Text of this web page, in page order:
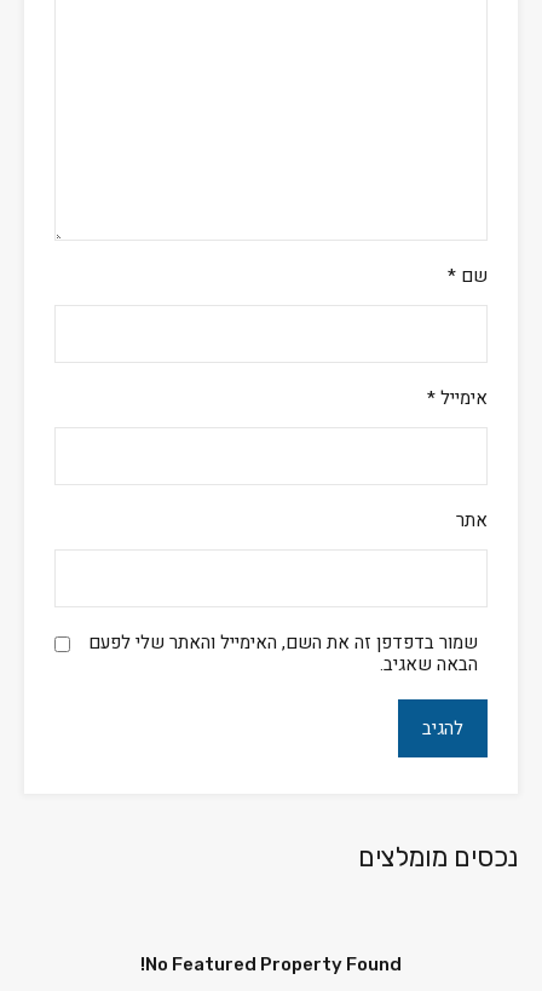
שם *
אימייל*
אתר
שמור בדפדפן זה את השם, האימייל והאתר שלי לפעם
הבאה שאגיב.
נכסים מומלצים
No Featured Property Found!